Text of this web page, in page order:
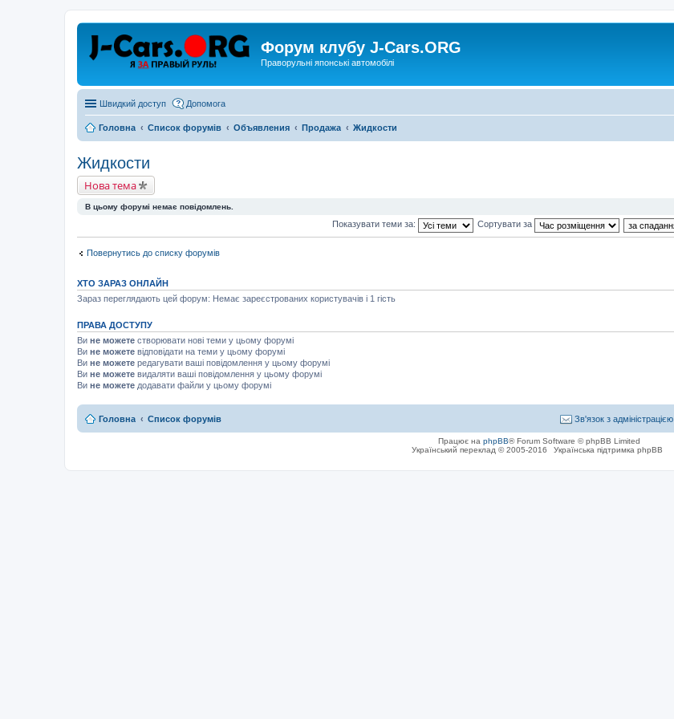
Форум клубу J-Cars.ORG
Праворульні японські автомобілі
Швидкий доступ Допомога
Головна Список форумів Объявления Продажа Жидкости
Жидкости
Нова тема
В цьому форумі немає повідомлень.
Показувати теми за: Сортувати за
Повернутись до списку форумів
ХТО ЗАРАЗ ОНЛАЙН
Зараз переглядають цей форум: Немає зареєстрованих користувачів і 1 гість
ПРАВА ДОСТУПУ
Ви не можете створювати нові теми у цьому форумі
Ви не можете відповідати на теми у цьому форумі
Ви не можете редагувати ваші повідомлення у цьому форумі
Ви не можете видаляти ваші повідомлення у цьому форумі
Ви не можете додавати файли у цьому форумі
Головна Список форумів Зв'язок з адміністрацією
Працює на phpBB® Forum Software © phpBB Limited
Український переклад © 2005-2016
Українська підтримка phpBB